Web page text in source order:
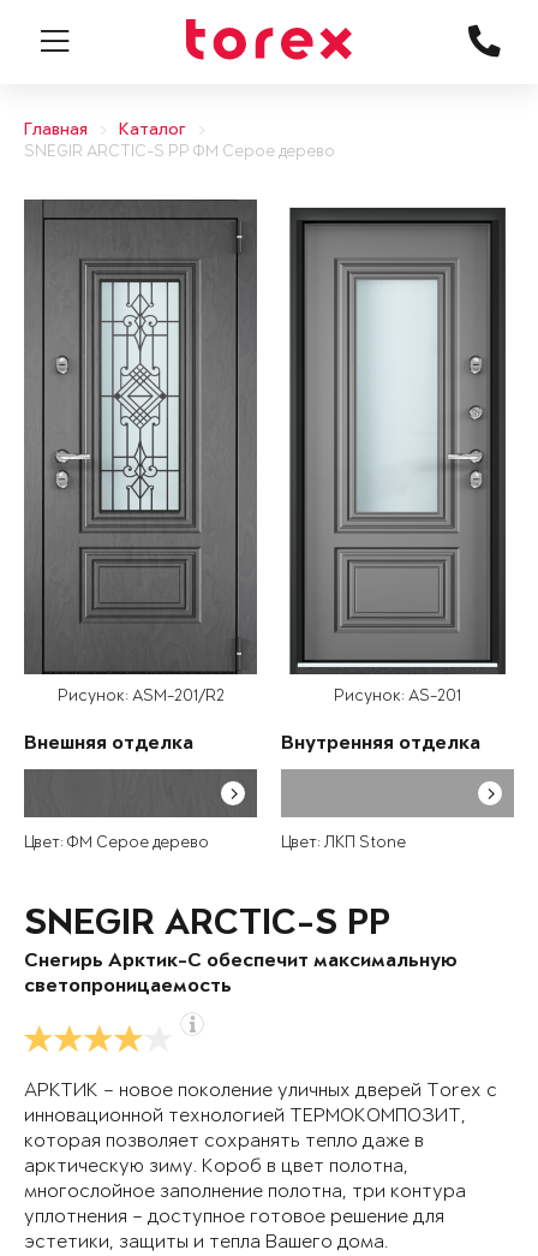
Главная
Каталог
SNEGIR ARCTIC-S PP ФМ Серое дерево
Рисунок: ASM-201/R2
Внешняя отделка
Цвет: ФМ Серое дерево
Рисунок: AS-201
Внутренняя отделка
Цвет: ЛКП Stone
SNEGIR ARCTIC-S PP
Снегирь Арктик-С обеспечит максимальную
светопроницаемость
АРКТИК – новое поколение уличных дверей Torex с
инновационной технологией ТЕРМОКОМПОЗИТ,
которая позволяет сохранять тепло даже в
арктическую зиму. Короб в цвет полотна,
многослойное заполнение полотна, три контура
уплотнения – доступное готовое решение для
эстетики, защиты и тепла Вашего дома.